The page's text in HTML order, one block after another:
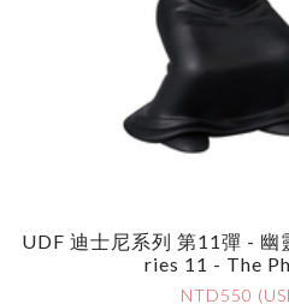
UDF 迪士尼系列 第11彈 - 幽
Ries 11 - The
NTD550